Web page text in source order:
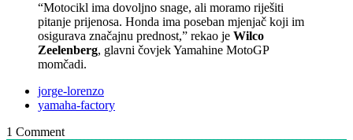
“Motocikl ima dovoljno snage, ali moramo riješiti
pitanje prijenosa. Honda ima poseban mjenjač koji im
osigurava značajnu prednost,” rekao je Wilco
Zeelenberg, glavni čovjek Yamahine MotoGP
momčadi.
jorge-lorenzo
yamaha-factory
1 Comment